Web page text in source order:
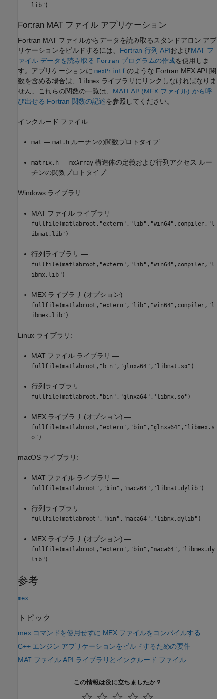
lib")
Fortran MAT ファイル アプリケーション
Fortran MAT ファイルからデータを読み取るスタンドアロン アプ
リケーションをビルドするには、 Fortran 行列 APIおよびMAT フ
ァイル データを読み取る Fortran プログラムの作成を使用しま
す。アプリケーションに mexPrintf のような Fortran MEX API 関
数を含める場合は、
libmex ライブラリにリンクしなければなりま
せん。これらの関数の一覧は、 MATLAB (MEX ファイル) から呼
び出せる Fortran 関数の記述を参照してください。
インクルード ファイル:
mat — mat.h ルーチンの関数プロトタイプ
matrix.h — mxArray 構造体の定義および行列アクセス ルー
チンの関数プロトタイプ
Windows ライブラリ:
MAT ファイル ライブラリ —
fullfile(matlabroot,"extern","lib","win64",compiler,"l
ibmat.lib")
行列ライブラリ —
fullfile(matlabroot,"extern","lib","win64",compiler,"l
ibmx.lib")
MEX ライブラリ (オプション) —
fullfile(matlabroot,"extern","lib","win64",compiler,"l
ibmex.lib")
Linux ライブラリ:
MAT ファイル ライブラリ —
fullfile(matlabroot,"bin","glnxa64","libmat.so")
行列ライブラリ —
fullfile(matlabroot,"bin","glnxa64","libmx.so")
MEX ライブラリ (オプション) —
fullfile(matlabroot,"extern","bin","glnxa64","libmex.s
o")
macOS ライブラリ:
MAT ファイル ライブラリ —
fullfile(matlabroot","bin","maca64","libmat.dylib")
行列ライブラリ —
fullfile(matlabroot","bin","maca64","libmx.dylib")
MEX ライブラリ (オプション) —
fullfile(matlabroot,"extern","bin","maca64","libmex.dy
lib")
参考
mex
トピック
mex コマンドを使用せずに MEX ファイルをコンパイルする
C++ エンジン アプリケーションをビルドするための要件
MAT ファイル API ライブラリとインクルード ファイル
この情報は役に立ちましたか？